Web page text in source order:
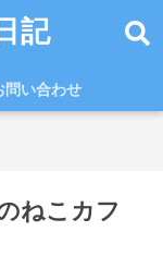
記
問い合わせ
ねこカフ